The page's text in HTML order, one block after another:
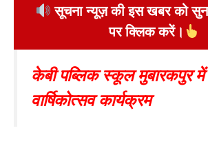
सूचना न्यूज़ की इस खबर को
पर क्लिक करें।
केबी पब्लिक स्कूल मुबारकपुर
वार्षिकोत्सव कार्यक्रम